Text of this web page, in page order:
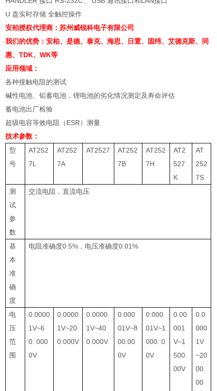
U 盘实时存储 全触控操作
安柏授权代理商：苏州威锐科电子有限公司
我们的优势：安柏、是德、泰克、海思、日置、固纬、艾德克斯、同
惠、TDK、WK等
应用领域：
各种接触电阻的测试
碱性电池、铅蓄电池，锂电池的劣化情况测定及寿命评估
蓄电池出厂检验
超级电容等效电阻（ESR）测量
技术参数：
型
号
AT252
7L
AT252
7A
AT2527
AT252
7B
AT252
7H
AT2
527
K
AT
252
7S
测
试
参
数
交流电阻，直流电压
基
本
准
确
度
电阻准确度0.5% ，电压准确度0.01%
电
压
范
围
0.0000
1V~6
0. 000
0V
0.0000
1V~20
0.000V
0.0000
1V~40
0.000V
0.000
01V~8
00.00
0V
0.000
01V~1
000. 0
0V
0.00
001
V~1
500.
00V
0.0
000
1V
~20
00.
00